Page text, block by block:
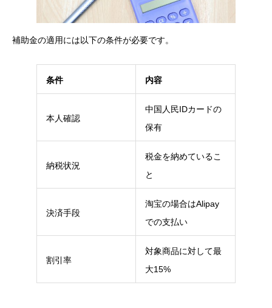
補助金の適用には以下の条件が必要です。
条件 内容
本人確認
中国人民IDカードの
保有
納税状況
税金を納めているこ
と
決済手段
淘宝の場合はAlipay
での支払い
割引率
対象商品に対して最
大15%